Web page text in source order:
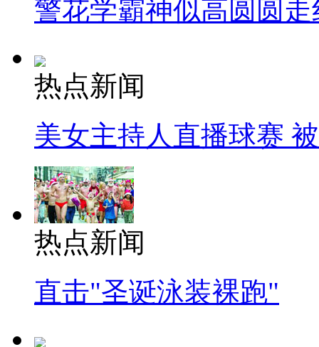
警花学霸神似高圆圆走
热点新闻
美女主持人直播球赛
热点新闻
直击"圣诞泳装裸跑"